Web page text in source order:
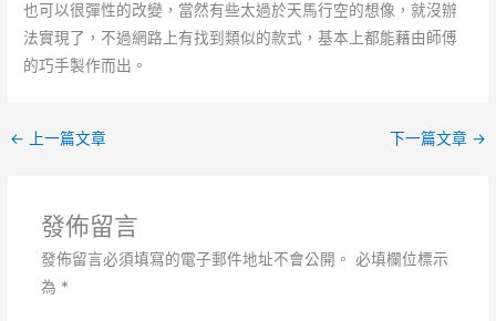
也可以很彈性的改變，當然有些太過於天馬行空的想像，就沒辦
法實現了，不過網路上有找到類似的款式，基本上都能藉由師傅
的巧手製作而出。
← 上一篇文章 下一篇文章 →
發佈留言
發佈留言必須填寫的電子郵件地址不會公開。 必填欄位標示
為 *